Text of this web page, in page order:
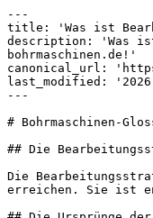
---
title: 'Was ist
description: 'Was ist
bohrmaschinen.de!'
canonical_url:
last_modified:
---
# Bohrmaschinen-
## Die
Die
erreichen. Sie ist